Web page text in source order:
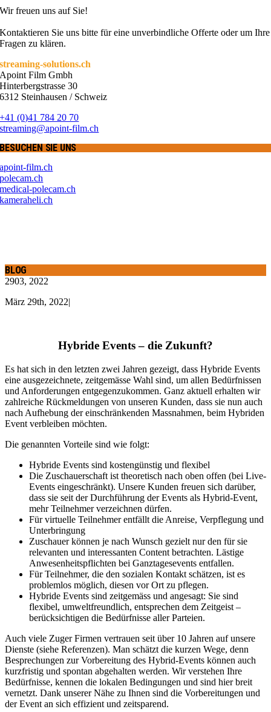
Wir freuen uns auf Sie!
Kontaktieren Sie uns bitte für eine unverbindliche Offerte oder um Ihre
Fragen zu klären.
streaming-solutions.ch
Apoint Film Gmbh
Hinterbergstrasse 30
6312 Steinhausen / Schweiz
+41 (0)41 784 20 70
streaming@apoint-film.ch
BESUCHEN SIE UNS
apoint-film.ch
polecam.ch
medical-polecam.ch
kameraheli.ch
BLOG
2903, 2022
März 29th, 2022|
Hybride Events – die Zukunft?
Es hat sich in den letzten zwei Jahren gezeigt, dass Hybride Events
eine ausgezeichnete, zeitgemässe Wahl sind, um allen Bedürfnissen
und Anforderungen entgegenzukommen. Ganz aktuell erhalten wir
zahlreiche Rückmeldungen von unseren Kunden, dass sie nun auch
nach Aufhebung der einschränkenden Massnahmen, beim Hybriden
Event verbleiben möchten.
Die genannten Vorteile sind wie folgt:
Hybride Events sind kostengünstig und flexibel
Die Zuschauerschaft ist theoretisch nach oben offen (bei Live-
Events eingeschränkt). Unsere Kunden freuen sich darüber,
dass sie seit der Durchführung der Events als Hybrid-Event,
mehr Teilnehmer verzeichnen dürfen.
Für virtuelle Teilnehmer entfällt die Anreise, Verpflegung und
Unterbringung
Zuschauer können je nach Wunsch gezielt nur den für sie
relevanten und interessanten Content betrachten. Lästige
Anwesenheitspflichten bei Ganztagesevents entfallen.
Für Teilnehmer, die den sozialen Kontakt schätzen, ist es
problemlos möglich, diesen vor Ort zu pflegen.
Hybride Events sind zeitgemäss und angesagt: Sie sind
flexibel, umweltfreundlich, entsprechen dem Zeitgeist –
berücksichtigen die Bedürfnisse aller Parteien.
Auch viele Zuger Firmen vertrauen seit über 10 Jahren auf unsere
Dienste (siehe Referenzen). Man schätzt die kurzen Wege, denn
Besprechungen zur Vorbereitung des Hybrid-Events können auch
kurzfristig und spontan abgehalten werden. Wir verstehen Ihre
Bedürfnisse, kennen die lokalen Bedingungen und sind hier breit
vernetzt. Dank unserer Nähe zu Ihnen sind die Vorbereitungen und
der Event an sich effizient und zeitsparend.